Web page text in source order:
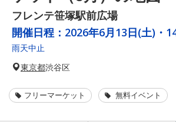
フレンテ笹塚駅前広場
開催日程： 2026年6月13日(土)・
雨天中止
東京都渋谷区
フリーマーケット 無料イベント